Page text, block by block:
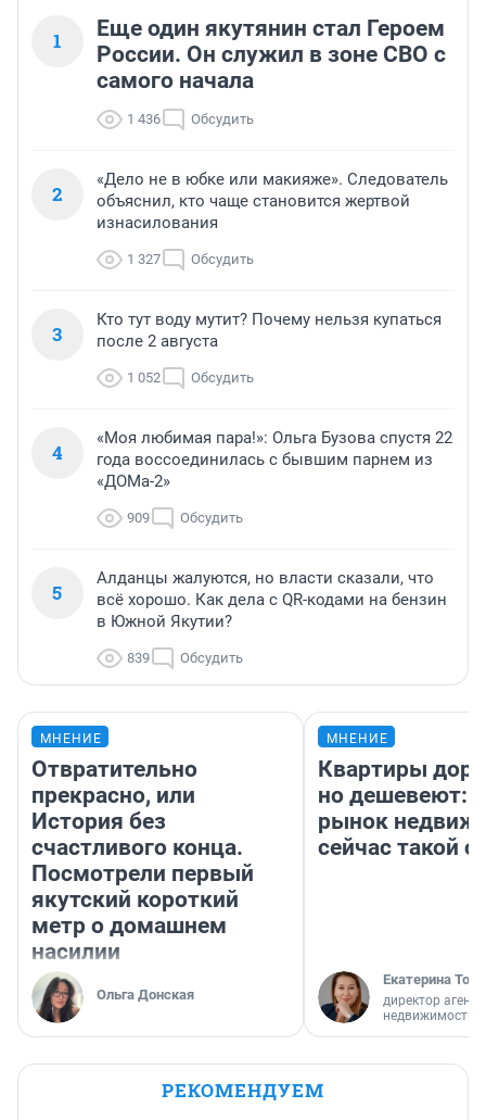
1
Еще один якутянин стал Героем
России. Он служил в зоне СВО с
самого начала
1 436 Обсудить
2
«Дело не в юбке или макияже». Следователь
объяснил, кто чаще становится жертвой
изнасилования
1 327 Обсудить
3
Кто тут воду мутит? Почему нельзя купаться
после 2 августа
1 052 Обсудить
4
«Моя любимая пара!»: Ольга Бузова спустя 22
года воссоединилась с бывшим парнем из
«ДОМа-2»
909 Обсудить
5
Алданцы жалуются, но власти сказали, что
всё хорошо. Как дела с QR-кодами на бензин
в Южной Якутии?
839 Обсудить
МНЕНИЕ
Отвратительно
прекрасно, или
История без
счастливого конца.
Посмотрели первый
якутский короткий
метр о домашнем
насилии
Ольга Донская
МНЕНИЕ
Квартиры
но дешевеют:
рынок
сейчас такой
Екатерина
директор
недвижимости
РЕКОМЕНДУЕМ